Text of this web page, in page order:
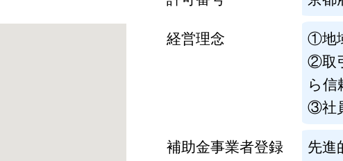
経営理念
①地
②取
ら信
③社
補助金事業者登録
先進